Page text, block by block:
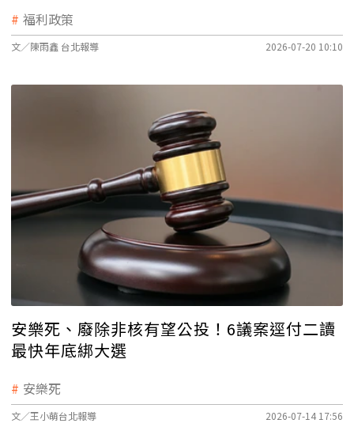
福利政策
文／陳雨鑫 台北報導 2026-07-20 10:10
安樂死、廢除非核有望公投！6議案逕付二讀
最快年底綁大選
安樂死
文／王小萌台北報導 2026-07-14 17:56